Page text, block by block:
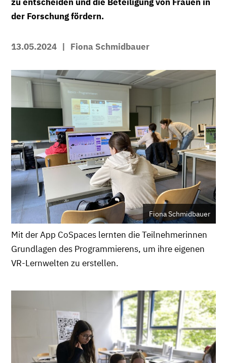
der Forschung fördern.
13.05.2024 | Fiona Schmidbauer
Fiona Schmidbauer
Mit der App CoSpaces lernten die Teilnehmerinnen
Grundlagen des Programmierens, um ihre eigenen
VR-Lernwelten zu erstellen.